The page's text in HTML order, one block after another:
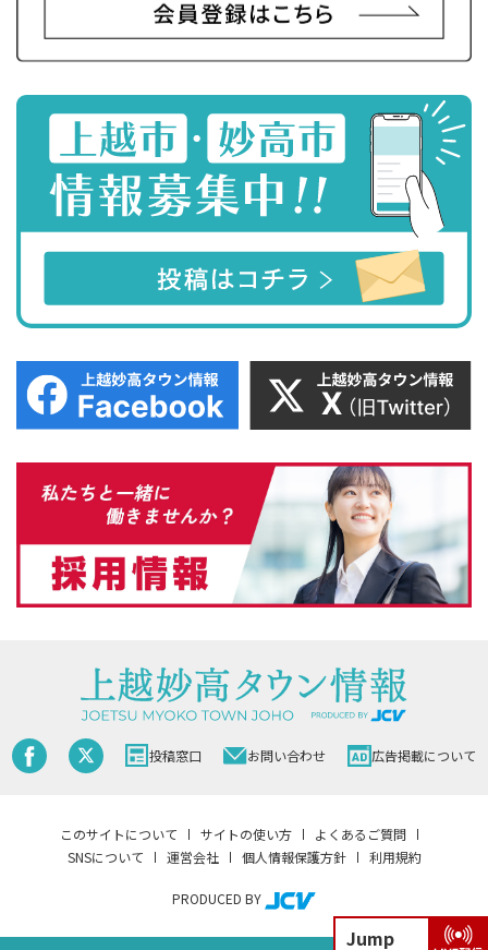
Jump
投稿窓口 お問い合わせ 広告掲載について
このサイトについて サイトの使い方
よくあるご質問
SNSについて
運営会社 個人情報保護方針 利用規約
PRODUCED BY